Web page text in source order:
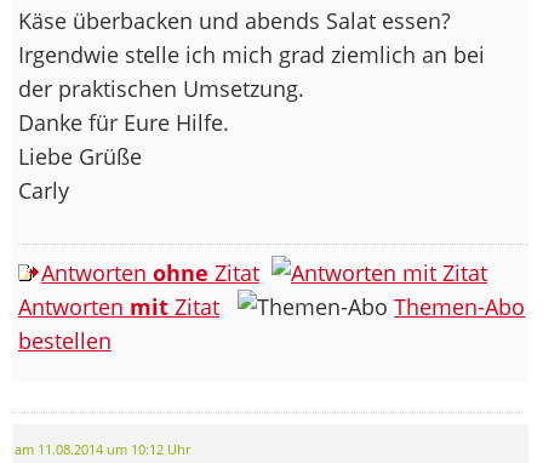
Käse überbacken und abends Salat essen?
Irgendwie stelle ich mich grad ziemlich an bei
der praktischen Umsetzung.
Danke für Eure Hilfe.
Liebe Grüße
Carly
Antworten ohne Zitat
Antworten mit Zitat
Themen-Abo
bestellen
am 11.08.2014 um 10:12 Uhr